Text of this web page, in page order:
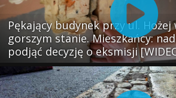
Pękający budynek przy ul. Hożej
gorszym stanie. Mieszkańcy:
podjąć decyzję o eksmisji